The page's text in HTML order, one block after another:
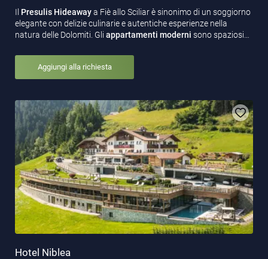
Il Presulis Hideawaya Fiè allo Sciliar è sinonimo di un soggiorno
elegante con delizie culinarie e autentiche esperienze nella
natura delle Dolomiti. Gli appartamenti moderni sono spaziosi…
Aggiungi alla richiesta
Hotel Niblea